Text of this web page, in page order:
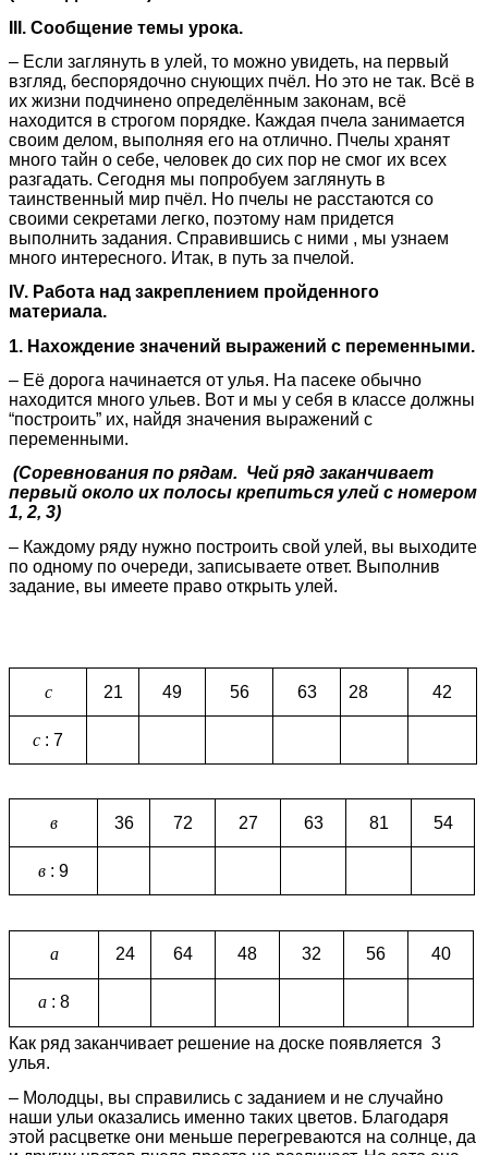
III. Сообщение темы урока.
– Если заглянуть в улей, то можно увидеть, на первый
взгляд, беспорядочно снующих пчёл. Но это не так. Всё в
их жизни подчинено определённым законам, всё
находится в строгом порядке. Каждая пчела занимается
своим делом, выполняя его на отлично. Пчелы хранят
много тайн о себе, человек до сих пор не смог их всех
разгадать. Сегодня мы попробуем заглянуть в
таинственный мир пчёл. Но пчелы не расстаются со
своими секретами легко, поэтому нам придется
выполнить задания. Справившись с ними , мы узнаем
много интересного. Итак, в путь за пчелой.
IV. Работа над закреплением пройденного
материала.
1. Нахождение значений выражений с переменными.
– Её дорога начинается от улья. На пасеке обычно
находится много ульев. Вот и мы у себя в классе должны
“построить” их, найдя значения выражений с
переменными.
(Соревнования по рядам. Чей ряд заканчивает
первый около их полосы крепиться улей с номером
1, 2, 3)
– Каждому ряду нужно построить свой улей, вы выходите
по одному по очереди, записываете ответ. Выполнив
задание, вы имеете право открыть улей.
с 21 49 56 63 28 42
с : 7
в 36 72 27 63 81 54
в : 9
а 24 64 48 32 56 40
а : 8
Как ряд заканчивает решение на доске появляется 3
улья.
– Молодцы, вы справились с заданием и не случайно
наши ульи оказались именно таких цветов. Благодаря
этой расцветке они меньше перегреваются на солнце, да